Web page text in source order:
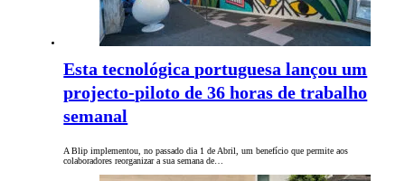
Esta tecnológica portuguesa lançou um
projecto-piloto de 36 horas de trabalho
semanal
A Blip implementou, no passado dia 1 de Abril, um benefício que permite aos
colaboradores reorganizar a sua semana de…